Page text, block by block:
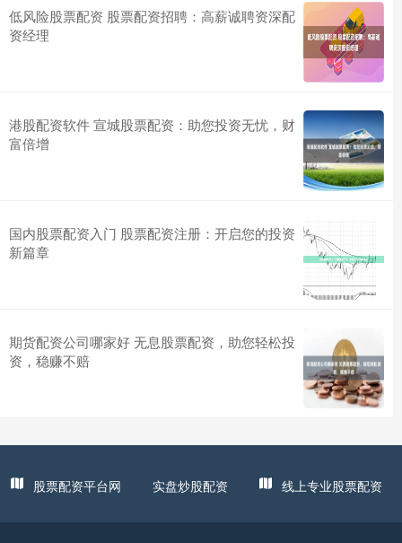
低风险股票配资 股票配资招聘：高薪诚聘资深配
资经理
港股配资软件 宣城股票配资：助您投资无忧，财
富倍增
国内股票配资入门 股票配资注册：开启您的投资
新篇章
期货配资公司哪家好 无息股票配资，助您轻松投
资，稳赚不赔
股票配资平台网 实盘炒股配资 线上专业股票配资